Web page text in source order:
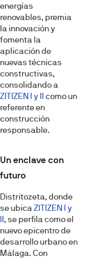
energías
renovables, premia
la innovación y
fomenta la
aplicación de
nuevas técnicas
constructivas,
consolidando a
ZITIZEN I y II como un
referente en
construcción
responsable.
Un enclave con
futuro
Distritozeta, donde
se ubica ZITIZEN I y
II, se perfila como el
nuevo epicentro de
desarrollo urbano en
Málaga. Con